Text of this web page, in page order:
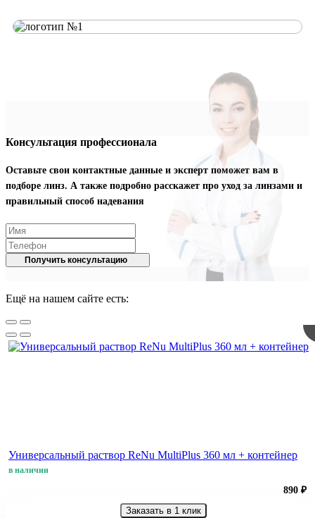
Консультация профессионала
Оставьте свои контактные данные и эксперт поможет вам в
подборе линз. А также подробно расскажет про уход за линзами и
правильный способ надевания
Получить консультацию
Ещё на нашем сайте есть:
Универсальный раствор ReNu MultiPlus 360 мл + контейнер
в наличии
890 ₽
Заказать в 1 клик